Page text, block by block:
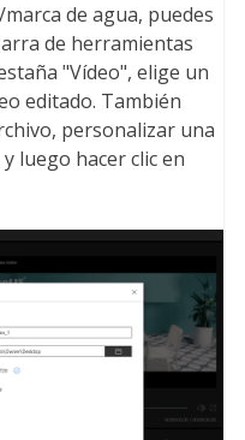
de agua, puedes
de herramientas
"Vídeo", elige un
editado. También
personalizar una
luego hacer clic en